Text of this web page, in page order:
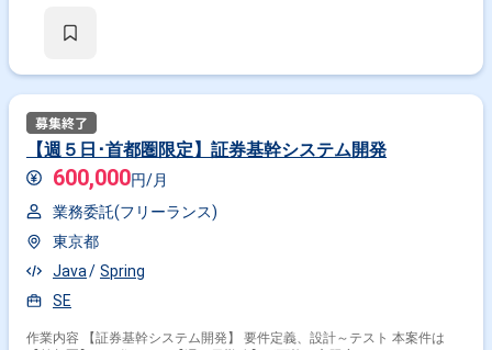
【週５日･首都圏限定】証券基幹システム開発
600,000円/月
業務委託(フリーランス)
東京都
Java
Spring
SE
作業内容 【証券基幹システム開発】 要件定義、設計～テスト 本案件は
Spring × サーバーサイドエンジニア
Spring × アプリケーションエンジニア
業界で絞り込む
Spring × サービス
Spring × 物流
Spring × 生命保険
特徴で絞り込む